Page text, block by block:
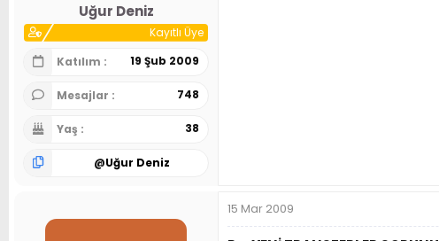
Uğur Deniz
Kayıtlı Üye
Katılım
19 Şub 2009
Mesajlar 748
Yaş 38
@Uğur Deniz
15 Mar 2009